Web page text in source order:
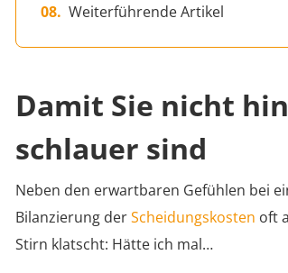
Weiterführende Artikel
Damit Sie nicht
schlauer sind
Neben den erwartbaren Gefühlen bei
Bilanzierung derScheidungskosten oft
Stirn klatscht: Hätte ich mal…